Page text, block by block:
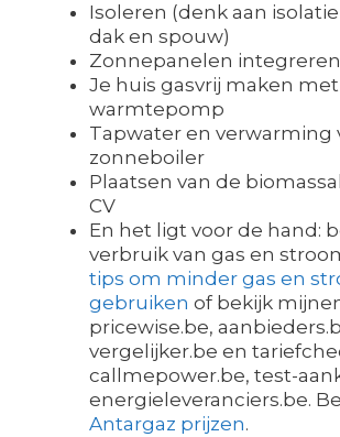
Isoleren (denk aan
dak en spouw)
Zonnepanelen integreren
Je huis gasvrij maken
warmtepomp
Tapwater en verwarming
zonneboiler
Plaatsen van de
CV
En het ligt voor de hand:
verbruik van gas en
tips om minder gas en
gebruiken of bekijk
pricewise.be,
vergelijker.be en
callmepower.be, test-
energieleveranciers.be.
Antargaz prijzen.